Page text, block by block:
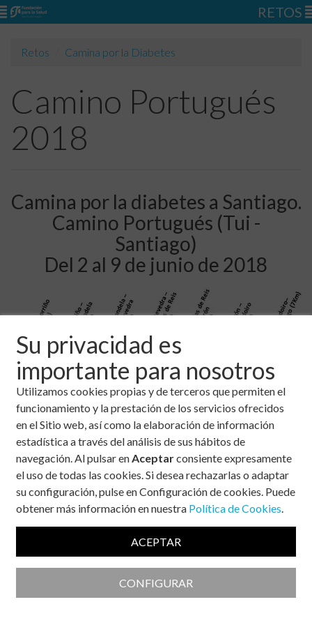
Su privacidad es
importante para nosotros
Utilizamos cookies propias y de terceros que permiten el
funcionamiento y la prestación de los servicios ofrecidos
en el Sitio web, así como la elaboración de información
estadística a través del análisis de sus hábitos de
navegación. Al pulsar enAceptarconsiente expresamente
el uso de todas las cookies. Si desea rechazarlas o adaptar
su configuración, pulse en Configuración de cookies. Puede
obtener más información en nuestra Política de Cookies.
ACEPTAR
CONFIGURAR
RETOS
Retos Camina por la Diabetes
Camino Portugués
2018
Camina por la diabetes a Santiago.
Camino Portugués (Tui -
Santiago)
Del 2 al 9 de junio de 2018
Desde la Fundación y con la colaboración de diferentes
asociaciones de personas con diabetes (ADM, ADIVA,
ADIZA, ADZ, Asociación Teruel; Asociación de Oviedo,
Asociaciones gallegas: FEGADI) queremos comenzar el
primer reto del año 2018! Desde Tui hasta Santiago, unos
120km del Camino.
Tras el éxito del año pasado, queremos seguir fomentando
esta iniciativa, creada con el objetivo de educar a las personas
con diabetes en particular y sensibilizar a la población en
general sobre la importancia de mantenerse activos
Alimentación equilibrada:Se llama dieta normal equilibrada a